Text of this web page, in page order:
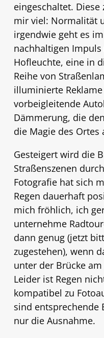
eingeschaltet.
mir viel: Normalität
irgendwie geht es
nachhaltigen
Hofleuchte, eine in
Reihe von
illuminierte
vorbeigleitende
Dämmerung, die
die Magie des Ortes
Gesteigert wird die
Straßenszenen
Fotografie hat sich
Regen dauerhaft
mich fröhlich, ich
unternehme
dann genug (jetzt
zugestehen), wenn
unter der Brücke
Leider ist Regen
kompatibel zu
sind entsprechende
nur die Ausnahme.